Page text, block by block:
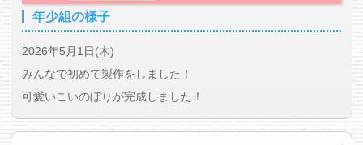
年少組の様子
2026年5月1日(木)
みんなで初めて製作をしました！
可愛いこいのぼりが完成しました！